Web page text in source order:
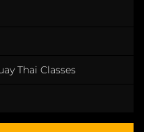
Thai Classes